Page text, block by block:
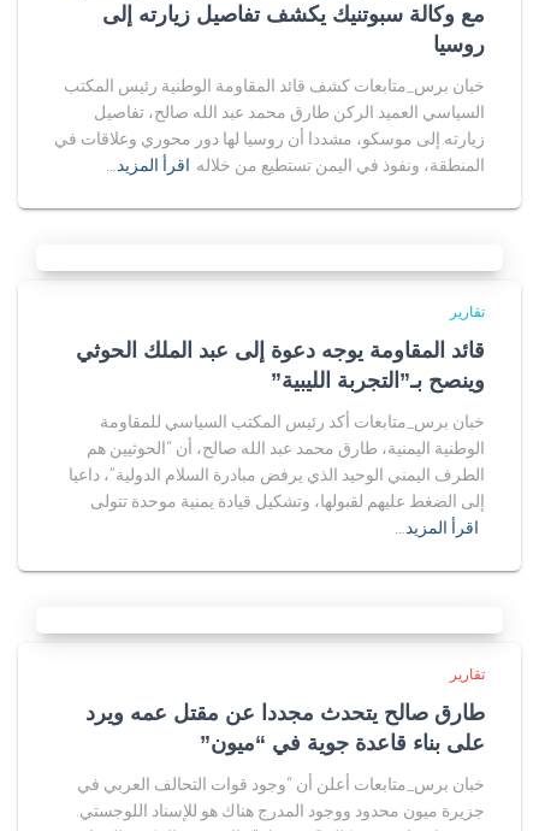
مع وكالة سبوتنيك يكشف تفاصيل زيارته إلى
روسيا
خبان برس_متابعات كشف قائد المقاومة الوطنية رئيس المكتب
السياسي العميد الركن طارق محمد عبد الله صالح، تفاصيل
زيارته إلى موسكو، مشددا أن روسيا لها دور محوري وعلاقات في
المنطقة، ونفوذ في اليمن تستطيع من خلاله اقرأ المزيد…
تقارير
قائد المقاومة يوجه دعوة إلى عبد الملك الحوثي
وينصح بـ”التجربة الليبية”
خبان برس_متابعات أكد رئيس المكتب السياسي للمقاومة
الوطنية اليمنية، طارق محمد عبد الله صالح، أن “الحوثيين هم
الطرف اليمني الوحيد الذي يرفض مبادرة السلام الدولية”، داعيا
إلى الضغط عليهم لقبولها، وتشكيل قيادة يمنية موحدة تتولى
اقرأ المزيد…
تقارير
طارق صالح يتحدث مجددا عن مقتل عمه ويرد
على بناء قاعدة جوية في “ميون”
خبان برس_متابعات أعلن أن “وجود قوات التحالف العربي في
جزيرة ميون محدود ووجود المدرج هناك هو للإسناد اللوجستي.